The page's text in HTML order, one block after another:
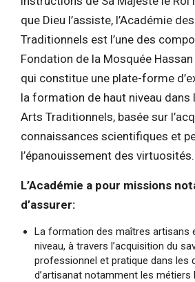
que Dieu l’assiste, l’Académie
Traditionnels est l’une des
Fondation de la Mosquée
qui constitue une plate-forme
la formation de haut niveau dans
Arts Traditionnels, basée sur
connaissances scientifiques et
l’épanouissement des virtuosités.
L’Académie a pour missions
d’assurer:
La formation des maîtres artisans
niveau, à travers l’acquisition du
professionnel et pratique dans les
d’artisanat notamment les métiers